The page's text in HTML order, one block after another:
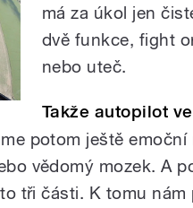
má za úkol jen
dvě funkce, fight
nebo uteč.
Takže autopilot
potom ještě
vědomý mozek. A
tři části. K tomu nám